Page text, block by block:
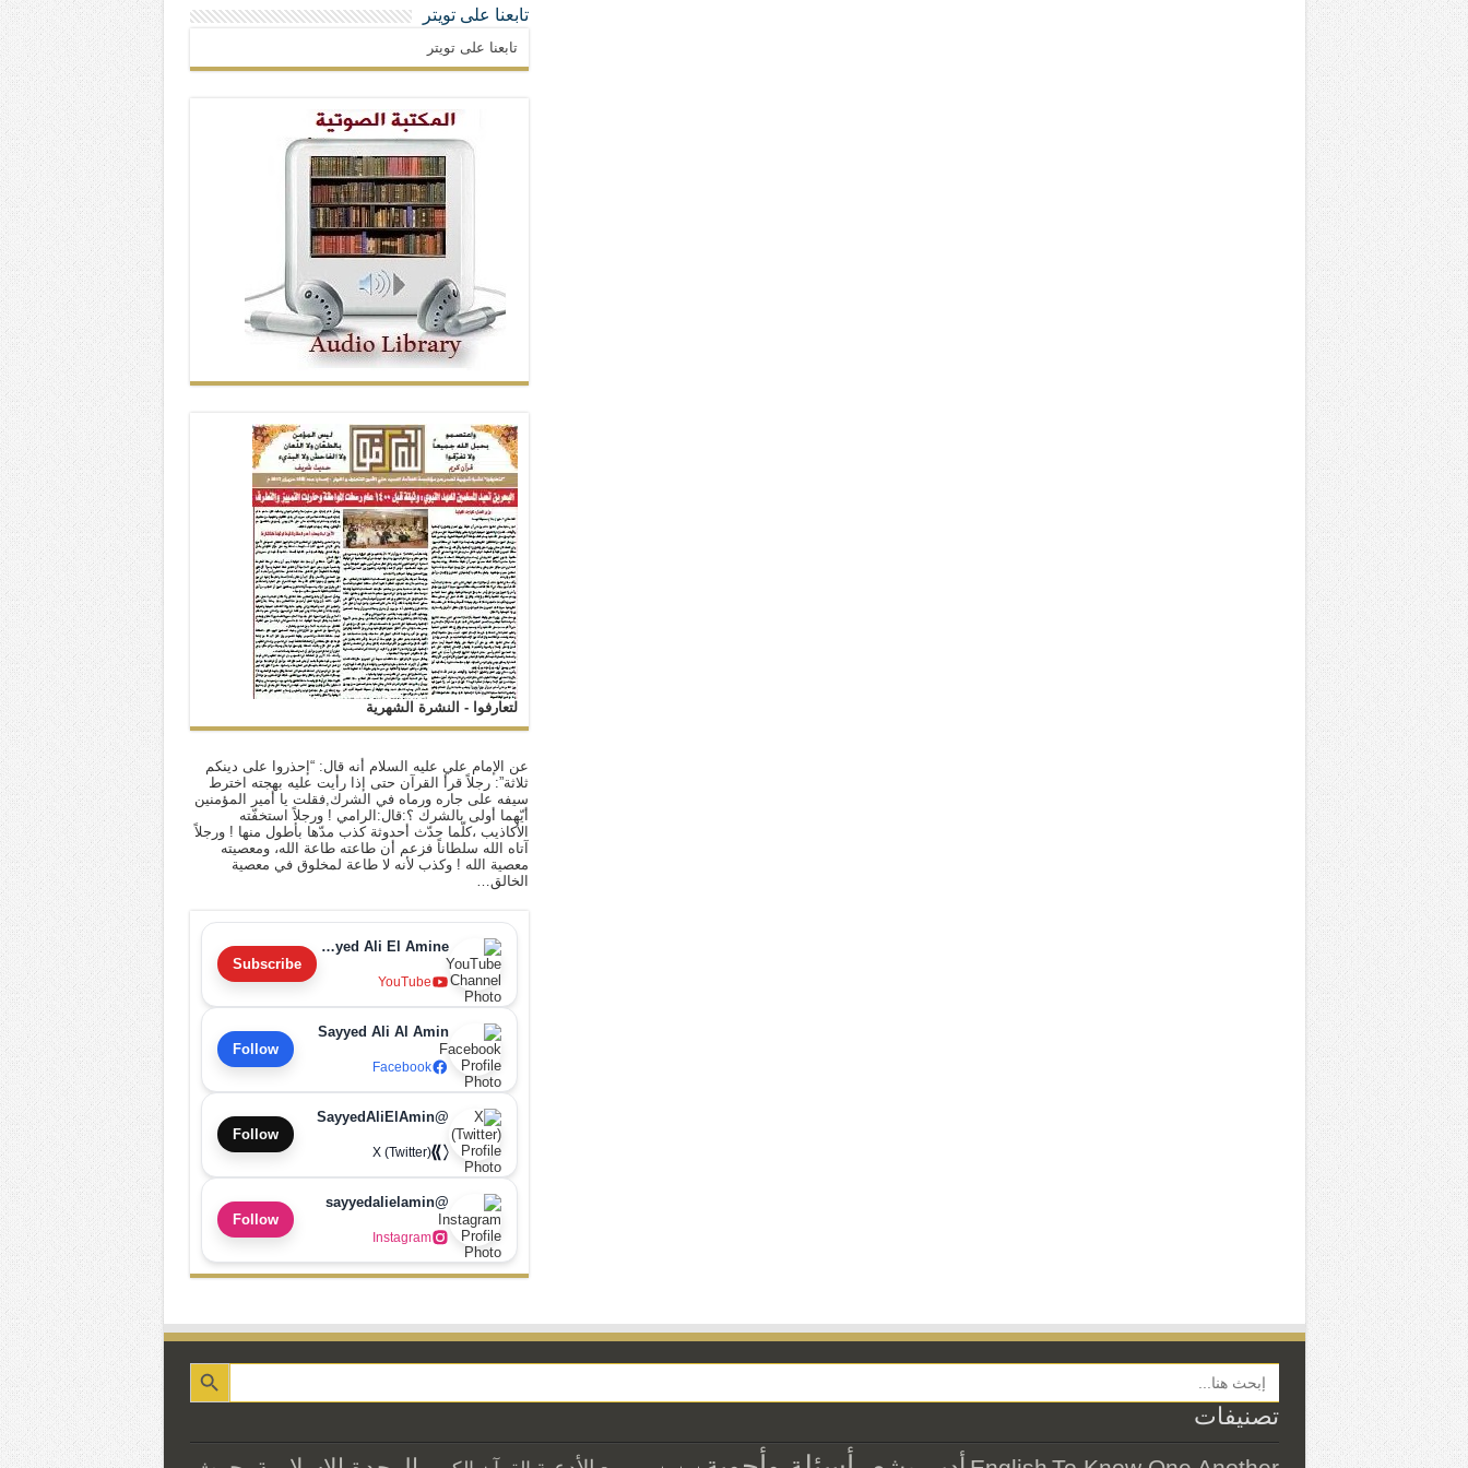
تابعنا على تويتر
تابعنا على تويتر
لتعارفوا - النشرة الشهرية
عن الإمام علي عليه السلام أنه قال: “إحذروا على دينكم
ثلاثة”: رجلاً قرأ القرآن حتى إذا رأيت عليه بهجته اخترط
سيفه على جاره ورماه في الشرك,فقلت يا أمير المؤمنين
أيّهما أولى بالشرك ؟:قال:الرامي ! ورجلاً استخفّته
الأكاذيب ،كلّما حدّث أحدوثة كذب مدّها بأطول منها ! ورجلاً
آتاه الله سلطاناً فزعم أن طاعته طاعة الله، ومعصيته
معصية الله ! وكذب لأنه لا طاعة لمخلوق في معصية
الخالق…
Sayyed Ali El Amine
YouTube
Subscribe
Sayyed Ali Al Amin
Facebook
Follow
@SayyedAliElAmin
X (Twitter)
Follow
@sayyedalielamin
Instagram
Follow
Search Button
تصنيفات